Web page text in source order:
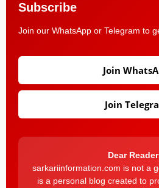
Subscribe
Join our WhatsApp or Telegram to
Join
Join
Dear
sarkariinformation.com is not a
is a personal blog created to